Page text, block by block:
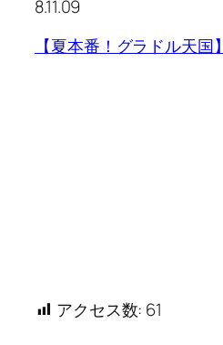
8.11.09
【夏本番！グラドル天国
アクセス数: 61